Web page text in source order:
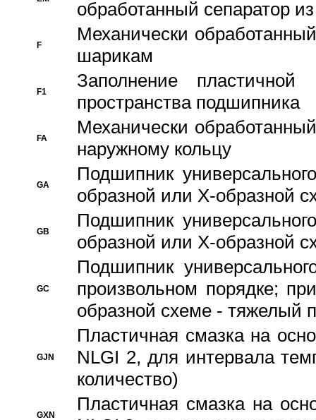
обработанный сепаратор
F
Механически
шарикам
F1
Заполнение
пространства подшипника
FA
Механически
наружному кольцу
GA
Подшипник
образной или Х-образной
GB
Подшипник
образной или Х-образной
GC
Подшипник
произвольном порядке;
образной схеме - тяжелый
GJN
Пластичная смазка на
NLGI 2, для интервала
количество)
GXN
Пластичная смазка на